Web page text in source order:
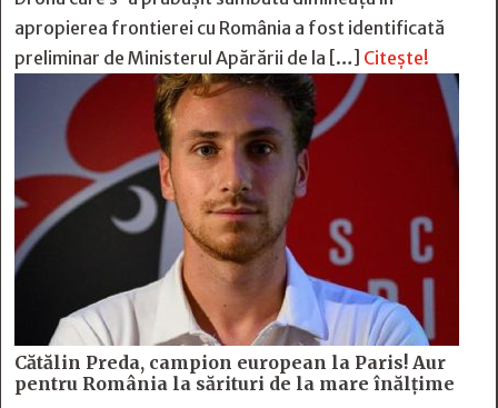
apropierea frontierei cu România a fost identificată
preliminar de Ministerul Apărării de la […] Citește!
Cătălin Preda, campion european la Paris! Aur
pentru România la sărituri de la mare înălțime